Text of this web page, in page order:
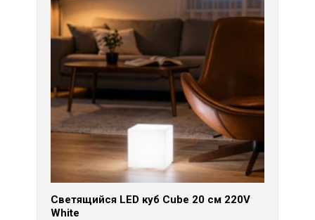
Светящийся LED куб Cube 20 см 220V
White